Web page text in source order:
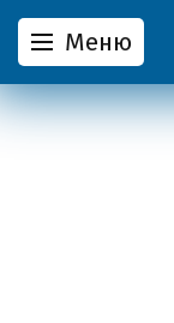
Меню